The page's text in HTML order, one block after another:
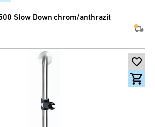
Slow Down chrom/anthrazit